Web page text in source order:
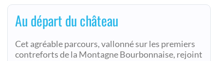
Au départ du château
Cet agréable parcours, vallonné sur les premiers
contreforts de la Montagne Bourbonnaise, rejoint